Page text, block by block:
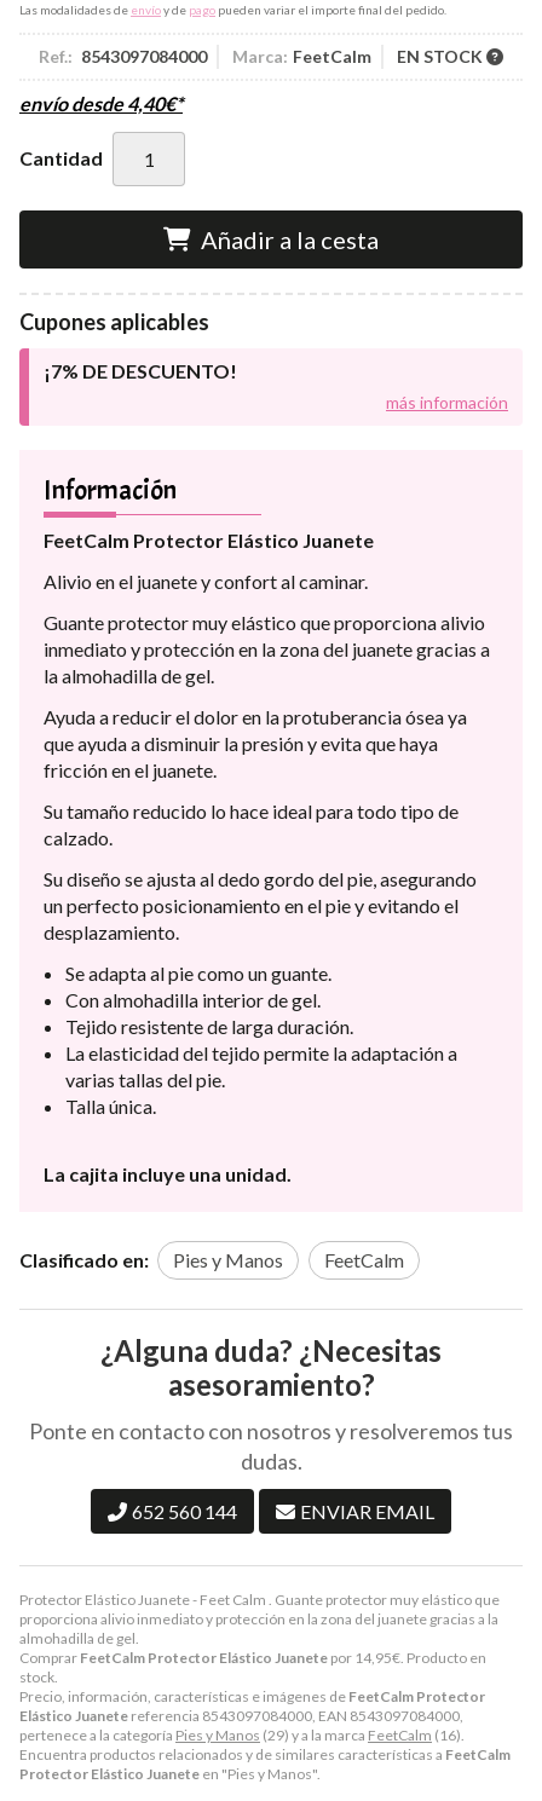
Las modalidades de envíoy de pago pueden variar el importe final del pedido.
Ref.: 8543097084000 Marca: FeetCalm EN STOCK
envío desde4,40€*
Cantidad
Añadir a la cesta
Cupones aplicables
¡7% DE DESCUENTO!
más información
Protector Elástico Juanete - Feet Calm . Guante protector muy elástico que
proporciona alivio inmediato y protección en la zona del juanete gracias a la
almohadilla de gel.
Comprar FeetCalm Protector Elástico Juanete por 14,95€ . Producto en
stock.
Precio, información, características e imágenes de FeetCalm Protector
Elástico Juanete referencia 8543097084000, EAN 8543097084000,
pertenece a la categoría Pies y Manos (29) y a la marca FeetCalm (16).
Encuentra productos relacionados y de similares características a FeetCalm
Protector Elástico Juanete en "Pies y Manos".
Información
FeetCalm Protector Elástico Juanete
Alivio en el juanete y confort al caminar.
Guante protector muy elástico que proporciona alivio
inmediato y protección en la zona del juanete gracias a
la almohadilla de gel.
Ayuda a reducir el dolor en la protuberancia ósea ya
que ayuda a disminuir la presión y evita que haya
fricción en el juanete.
Su tamaño reducido lo hace ideal para todo tipo de
calzado.
Su diseño se ajusta al dedo gordo del pie, asegurando
un perfecto posicionamiento en el pie y evitando el
desplazamiento.
Se adapta al pie como un guante.
Con almohadilla interior de gel.
Tejido resistente de larga duración.
La elasticidad del tejido permite la adaptación a
varias tallas del pie.
Talla única.
La cajita incluye una unidad.
Clasificado en: Pies y Manos FeetCalm
¿Alguna duda? ¿Necesitas
asesoramiento?
Ponte en contacto con nosotros y resolveremos tus
dudas.
652 560 144 ENVIAR EMAIL